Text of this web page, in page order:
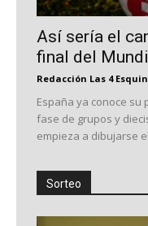
Así sería el
final del
Redacción Las 4
España ya conoce su
fase de grupos y
empieza a dibujarse
Sorteo